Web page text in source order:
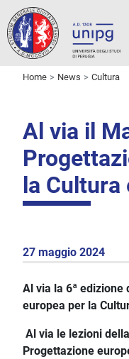
Home News Cultura
Al via il
la
27 maggio 2024
Al via la 6ª edizione
europea per la
Al via le lezioni della
Progettazione